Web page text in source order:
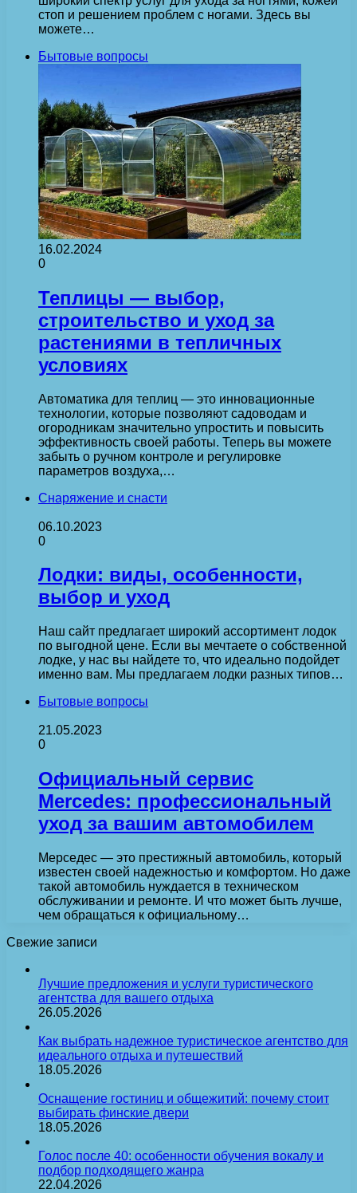
стоп и решением проблем с ногами. Здесь вы
можете…
Бытовые вопросы
16.02.2024
0
Теплицы — выбор,
строительство и уход за
растениями в тепличных
условиях
Автоматика для теплиц — это инновационные
технологии, которые позволяют садоводам и
огородникам значительно упростить и повысить
эффективность своей работы. Теперь вы можете
забыть о ручном контроле и регулировке
параметров воздуха,…
Снаряжение и снасти
06.10.2023
0
Лодки: виды, особенности,
выбор и уход
Наш сайт предлагает широкий ассортимент лодок
по выгодной цене. Если вы мечтаете о собственной
лодке, у нас вы найдете то, что идеально подойдет
именно вам. Мы предлагаем лодки разных типов…
Бытовые вопросы
21.05.2023
0
Официальный сервис
Mercedes: профессиональный
уход за вашим автомобилем
Мерседес — это престижный автомобиль, который
известен своей надежностью и комфортом. Но даже
такой автомобиль нуждается в техническом
обслуживании и ремонте. И что может быть лучше,
чем обращаться к официальному…
Свежие записи
Лучшие предложения и услуги туристического
агентства для вашего отдыха
26.05.2026
Как выбрать надежное туристическое агентство для
идеального отдыха и путешествий
18.05.2026
Оснащение гостиниц и общежитий: почему стоит
выбирать финские двери
18.05.2026
Голос после 40: особенности обучения вокалу и
подбор подходящего жанра
22.04.2026